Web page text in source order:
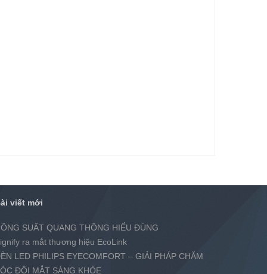
viết mới
SUẤT QUANG THÔNG HIỂU ĐÚNG
ra mắt thương hiệu EcoLink
LED PHILIPS EYECOMFORT – GIẢI PHÁP CHĂM
ĐÔI MẮT SÁNG KHỎE